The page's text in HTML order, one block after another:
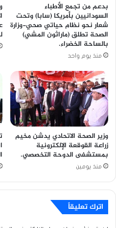
بدعم من تجمع الأطباء
السودانيين بأمريكا (سابا) وتحت
شعار نحو نظام حياتي صحي-وزارة
الصحة تطلق (ماراثون المشي)
بالساحة الخضراء.
منذ يوم واحد
وزير الصحة الاتحادي يدشن مخيم
زراعة القوقعة الإلكترونية
بمستشفى الدوحة التخصصي.
منذ يومين
اترك تعليقاً